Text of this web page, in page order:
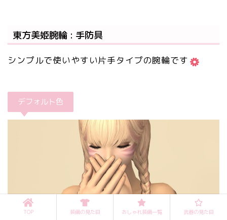
東方美姫腕輪 : 手防具
シンプルで使いやすい片手タイプの腕輪です
デフォルト色
TOP 装備の見た目 おしゃれ装備一覧 武器の見た目